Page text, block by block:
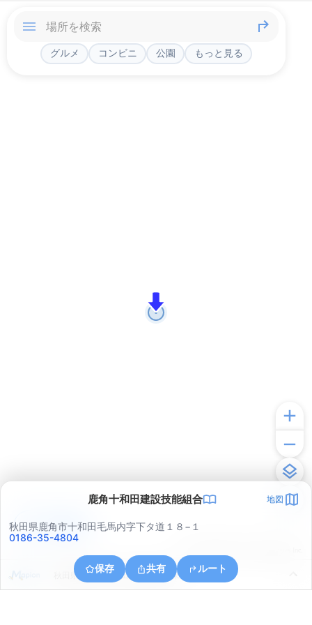
グルメ コンビニ 公園 もっと見る
鹿角十和田建設技能組合 地図
秋田県鹿角市十和田毛馬内字下タ道１８−１
0186-35-4804
保存 共有 ルート
秋田県鹿角市十和田山根長者久保
アプリで見る